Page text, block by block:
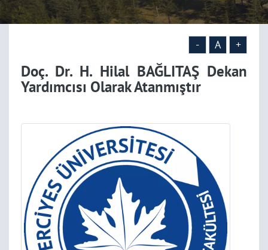
- A +
Doç. Dr. H. Hilal BAĞLITAŞ Dekan
Yardımcısı Olarak Atanmıştır